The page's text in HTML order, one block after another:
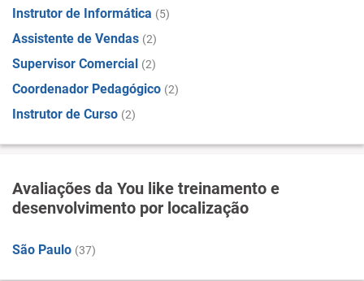
Instrutor de Informática (5)
Assistente de Vendas (2)
Supervisor Comercial (2)
Coordenador Pedagógico (2)
Instrutor de Curso (2)
Avaliações da You like treinamento e
desenvolvimento por localização
São Paulo (37)